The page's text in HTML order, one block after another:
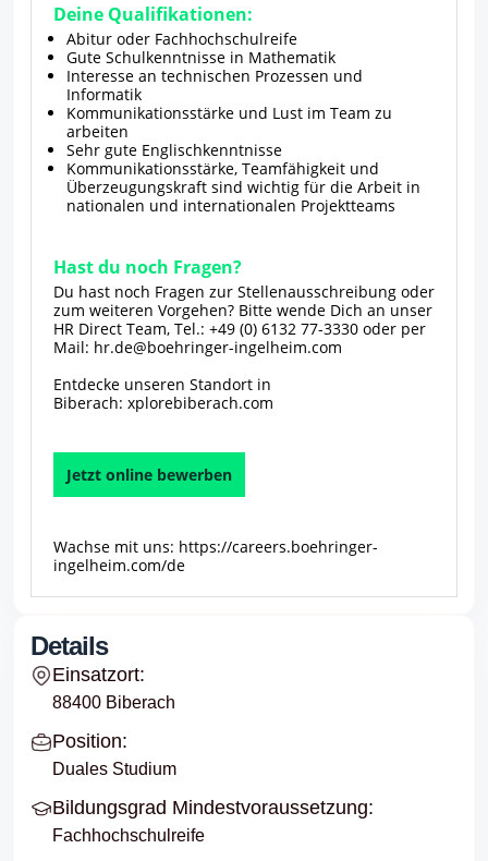
Deine Qualifikationen:
Abitur oder Fachhochschulreife
Gute Schulkenntnisse in Mathematik
Interesse an technischen Prozessen und
Informatik
Kommunikationsstärke und Lust im Team zu
arbeiten
Sehr gute Englischkenntnisse
Kommunikationsstärke, Teamfähigkeit und
Überzeugungskraft sind wichtig für die Arbeit in
nationalen und internationalen Projektteams
Hast du noch Fragen?
Du hast noch Fragen zur Stellenausschreibung oder
zum weiteren Vorgehen? Bitte wende Dich an unser
HR Direct Team, Tel.: +49 (0) 6132 77-3330 oder per
Mail: hr.de@boehringer-ingelheim.com
Entdecke unseren Standort in
Biberach: xplorebiberach.com
Jetzt online bewerben
Wachse mit uns: https://careers.boehringer-
ingelheim.com/de
Details
Einsatzort:
88400 Biberach
Position:
Duales Studium
Bildungsgrad Mindestvoraussetzung:
Fachhochschulreife